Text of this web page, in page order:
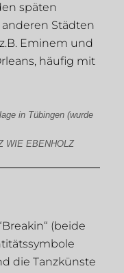
späten
Städten
Eminem und
häufig mit
in Tübingen (wurde
WIE EBENHOLZ
(beide
die Tanzkünste